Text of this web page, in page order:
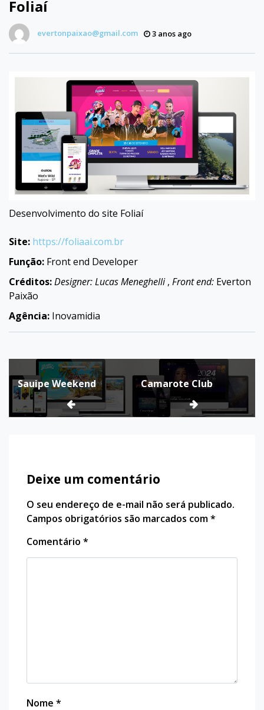
Foliaí
evertonpaixao@gmail.com 3 anos ago
Desenvolvimento do site Foliaí
Site: https://foliaai.com.br
Função: Front end Developer
Créditos:Designer: Lucas Meneghelli, Front end: Everton
Paixão
Agência: Inovamidia
Navegação
de
Post
Sauipe Weekend Camarote Club
Deixe um comentário
O seu endereço de e-mail não será publicado.
Campos obrigatórios são marcados com*
Comentário *
Nome *